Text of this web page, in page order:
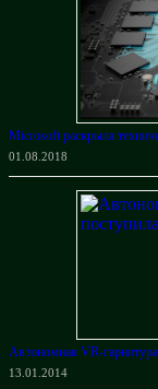
Microsoft раскрыла
01.08.2018
Автономная VR-
13.01.2014